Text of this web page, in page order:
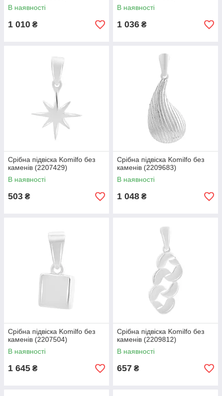
В наявності
1 010 ₴
В наявності
1 036 ₴
Срібна підвіска Komilfo без
каменів (2207429)
В наявності
503 ₴
Срібна підвіска Komilfo без
каменів (2209683)
В наявності
1 048 ₴
Срібна підвіска Komilfo без
каменів (2207504)
В наявності
1 645 ₴
Срібна підвіска Komilfo без
каменів (2209812)
В наявності
657 ₴